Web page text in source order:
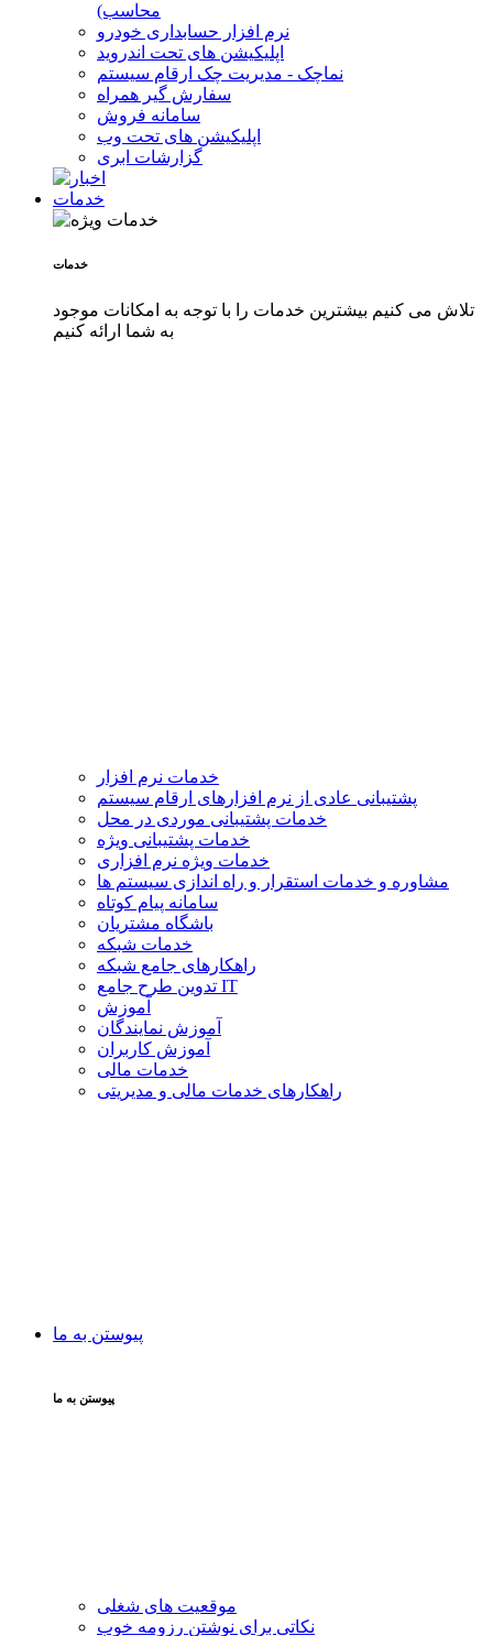
محاسب)
نرم افزار حسابداری خودرو
اپلیکیشن های تحت اندروید
نماچک - مدیریت چک ارقام سیستم
سفارش گیر همراه
سامانه فروش
اپلیکیشن های تحت وب
گزارشات ابری
خدمات
خدمات
تلاش می کنیم بیشترین خدمات را با توجه به امکانات موجود
به شما ارائه کنیم
خدمات نرم افزار
پشتیبانی عادی از نرم افزارهای ارقام سیستم
خدمات پشتیبانی موردی در محل
خدمات پشتیبانی ویژه
خدمات ویژه نرم افزاری
مشاوره و خدمات استقرار و راه اندازی سیستم ها
سامانه پیام کوتاه
باشگاه مشتریان
خدمات شبکه
راهکارهای جامع شبکه
تدوین طرح جامع IT
آموزش
آموزش نمایندگان
آموزش کاربران
خدمات مالی
راهکارهای خدمات مالی و مدیریتی
پیوستن به ما
پیوستن به ما
موقعیت های شغلی
نکاتی برای نوشتن رزومه خوب